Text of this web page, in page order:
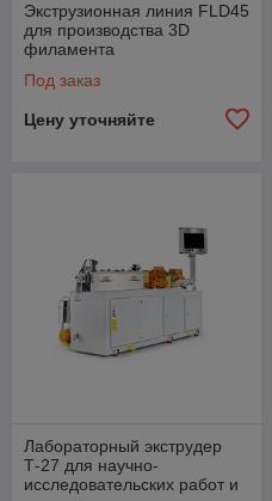
Экструзионная линия FLD45
для производства 3D
филамента
Под заказ
Цену уточняйте
Лабораторный экструдер
Т-27 для научно-
исследовательских работ и